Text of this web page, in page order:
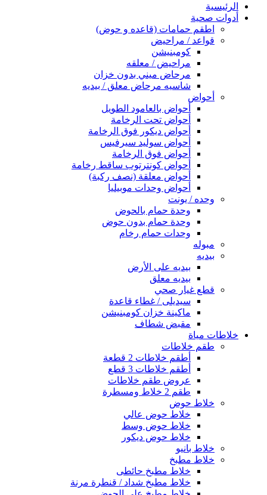
الرئيسية
أدوات صحية
اطقم حمامات (قاعده و حوض)
قواعد / مراحيض
كومبنيشن
مراحيض / معلقه
مرحاض ميني بدون خزان
شاسيه مرحاض معلق / بيديه
أحواض
أحواض بالعامود الطويل
أحواض تحت الرخامة
أحواض ديكور فوق الرخامة
أحواض سوليد سيرفيس
أحواض فوق الرخامة
أحواض كونترتوب ساقط رخامة
أحواض معلقة (نصف ركبة)
أحواض وحدات موبيليا
وحده / يونت
وحدة حمام بالحوض
وحدة حمام بدون حوض
وحدات حمام رخام
مبوله
بيديه
بيديه على الأرض
بيديه معلق
قطع غيار صحي
سيديلى / غطاء قاعدة
ماكينة خزان كومبنيشن
مقبض شطاف
خلاطات مياة
طقم خلاطات
أطقم خلاطات 2 قطعة
أطقم خلاطات 3 قطع
عروض طقم خلاطات
طقم 2 خلاط ومسطرة
خلاط حوض
خلاط حوض عالي
خلاط حوض وسط
خلاط حوض ديكور
خلاط بانيو
خلاط مطبخ
خلاط مطبخ حائطى
خلاط مطبخ شداد / قنطرة مرنة